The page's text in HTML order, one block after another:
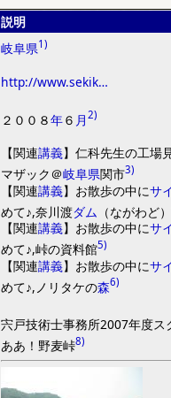
説明
岐阜県1)
http://www.sekik…
２００８年６ 月 2)
【関連講義】 仁科先生の工場
マザック＠岐阜県関市3)
【関連講義】 お散歩の中にサ
めて♪,奈川渡ダム （ながわど）
【関連講義】 お散歩の中にサ
めて♪,峠の資料館5)
【関連講義】 お散歩の中にサ
めて♪, ノリタケの森6)
宍戸技術士事務所2007年度ス
ああ！野麦峠8)